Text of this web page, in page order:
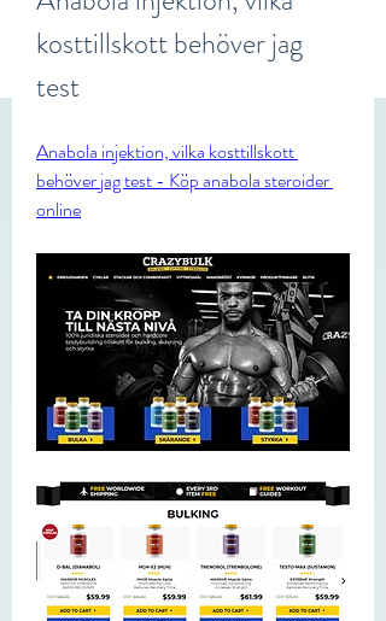
kosttillskott behöver jag
test
Anabola injektion, vilka kosttillskott
behöver jag test - Köp anabola steroider
online